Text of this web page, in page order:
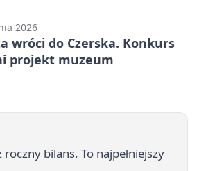
2026
wróci do Czerska. Konkurs
projekt muzeum
roczny bilans. To najpełniejszy